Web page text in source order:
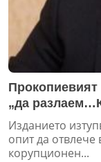
Прокопиевият
„да
Изданието
опит да
корупционен...